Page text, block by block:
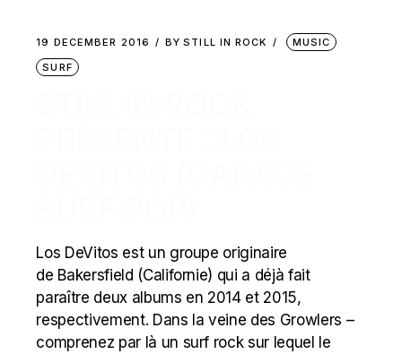
19 DECEMBER 2016 BY STILL IN ROCK
MUSIC
SURF
Los DeVitos est un groupe originaire
de Bakersfield (Californie) qui a déjà fait
paraître deux albums en 2014 et 2015,
respectivement. Dans la veine des Growlers –
comprenez par là un surf rock sur lequel le